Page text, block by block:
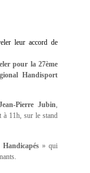
leur accord de
pour la 27ème
Handisport
Pierre Jubin,
à 11h, sur le stand
Handicapés» qui